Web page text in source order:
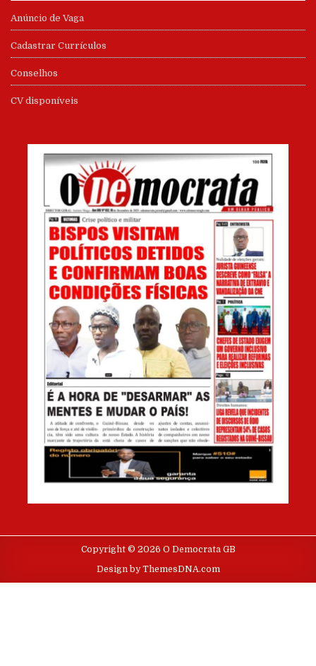
Anúncio de Vaga
Cadastrar Currículos
Conselhos
CV disponíveis
Copyright © 2026 O Democrata GB
Design by ThemesDNA.com